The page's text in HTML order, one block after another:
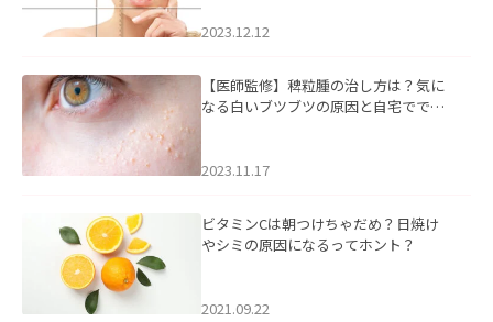
2023.12.12
【医師監修】稗粒腫の治し方は？気に
なる白いブツブツの原因と自宅ででき
2023.11.17
ビタミンCは朝つけちゃだめ？日焼け
やシミの原因になるってホント？
2021.09.22